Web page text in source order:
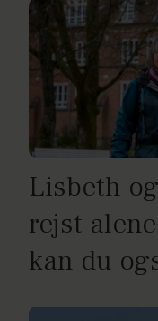
Lisbeth
rejst
kan du